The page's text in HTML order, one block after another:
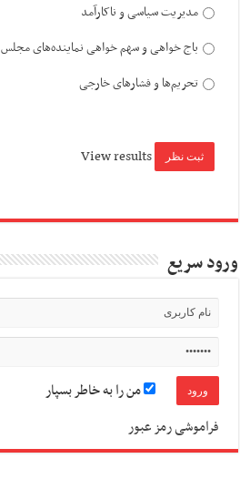
مدیریت سیاسی و ناکارآمد
باج خواهی و سهم خواهی نماینده‌های مجلس
تحریم‌ها و فشارهای خارجی
View results
ورود سریع
من را به خاطر بسپار
فراموشی رمز عبور